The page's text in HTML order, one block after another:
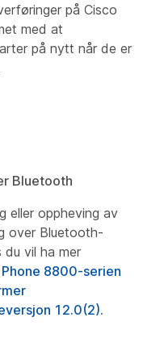
på Cisco
med at
på nytt når de er
Bluetooth
eller oppheving av
over Bluetooth-
vil ha mer
Phone 8800-serien
12.0(2).